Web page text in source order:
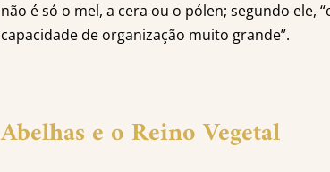
não é só o mel, a cera ou o pólen; segundo ele,
capacidade de organização muito grande”.
Abelhas e o Reino Vegetal